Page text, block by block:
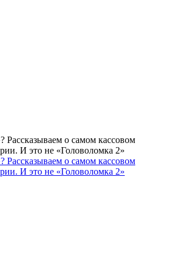
Рассказываем о самом кассовом
И это не «Головоломка 2»
Рассказываем о самом кассовом
И это не «Головоломка 2»